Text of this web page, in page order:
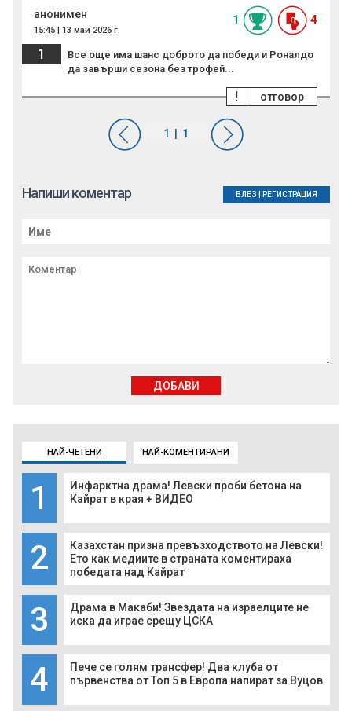
НАЙ-ЧЕТЕНИ НАЙ-КОМЕНТИРАНИ
1
Инфарктна драма! Левски проби бетона на
Кайрат в края + ВИДЕО
2
Казахстан призна превъзходството на Левски!
Ето как медиите в страната коментираха
победата над Кайрат
3
Драма в Макаби! Звездата на израелците не
иска да играе срещу ЦСКА
4
Пече се голям трансфер! Два клуба от
първенства от Топ 5 в Европа напират за Вуцов
анонимен
15:45 | 13 май 2026 г.
1 4
1
Все още има шанс доброто да победи и Роналдо
да завърши сезона без трофей...
отговор
!
Напиши коментар ВЛЕЗ РЕГИСТРАЦИЯ
ДОБАВИ